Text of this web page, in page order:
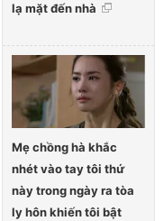
lạ mặt đến nhà
Mẹ chồng hà khắc
nhét vào tay tôi thứ
này trong ngày ra tòa
ly hôn khiến tôi bật